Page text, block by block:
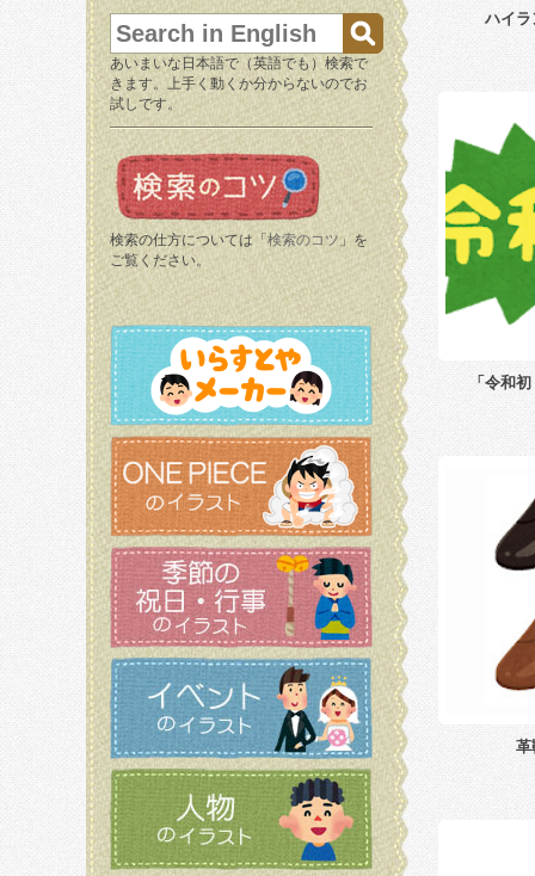
あいまいな日本語で（英語でも）検索で
きます。上手く動くか分からないのでお
試しです。
検索の仕方については「 検索のコツ 」を
ご覧ください。
ハイラ
「令和
革